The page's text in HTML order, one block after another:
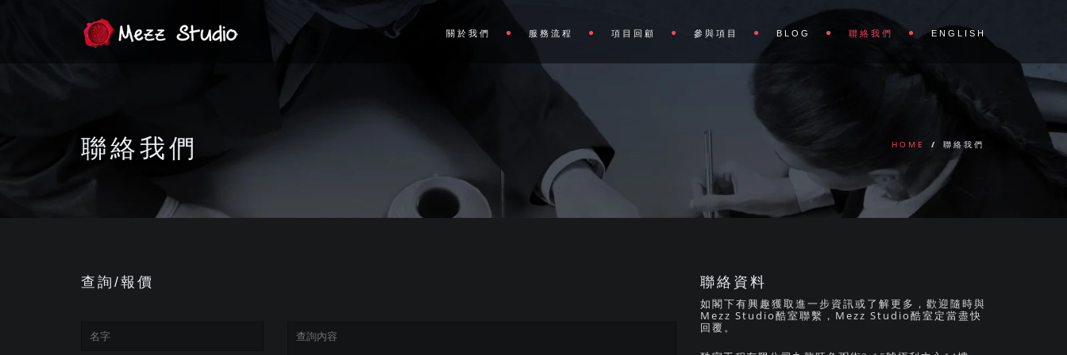
關於我們 服務流程 項目回顧 參與項目 BLOG 聯絡我們 ENGLISH
聯絡我們 HOME / 聯絡我們
查詢/報價 聯絡資料
如閣下有興趣獲取進一步資訊或了解更多，歡迎隨時與
Mezz Studio酷室聯繫，Mezz Studio酷室定當盡快
回覆。